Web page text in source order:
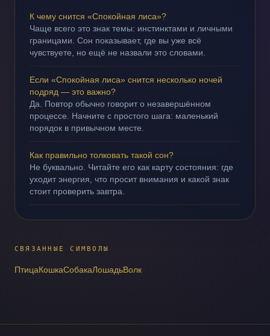
К чему снится «Спокойная лиса»?
Чаще всего это знак темы: инстинктами и личными
границами. Сон показывает, где вы уже всё
чувствуете, но ещё не назвали это словами.
Если «Спокойная лиса» снится несколько ночей
подряд — это важно?
Да. Повтор обычно говорит о незавершённом
процессе. Начните с простого шага: маленький
порядок в привычном месте.
Как правильно толковать такой сон?
Не буквально. Читайте его как карту состояния: где
уходит энергия, что просит внимания и какой знак
стоит проверить завтра.
СВЯЗАННЫЕ СИМВОЛЫ
ПтицаКошкаСобакаЛошадьВолк